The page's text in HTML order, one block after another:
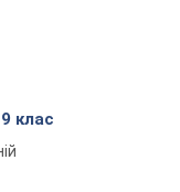
клас